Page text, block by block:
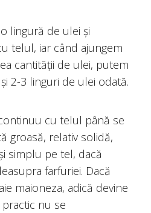
lingură de ulei și
telul, iar când ajungem
cantității de ulei, putem
2-3 linguri de ulei odată.
cu telul până se
groasă, relativ solidă,
simplu pe tel, dacă
farfuriei. Dacă
maioneza, adică devine
nu se